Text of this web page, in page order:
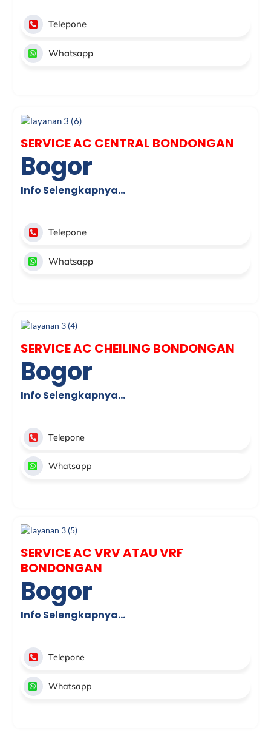
Telepone
Whatsapp
SERVICE AC CENTRAL BONDONGAN
Bogor
Info Selengkapnya…
Telepone
Whatsapp
SERVICE AC CHEILING BONDONGAN
Bogor
Info Selengkapnya…
Telepone
Whatsapp
SERVICE AC VRV ATAU VRF
BONDONGAN
Bogor
Info Selengkapnya…
Telepone
Whatsapp